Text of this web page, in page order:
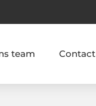
team Contact